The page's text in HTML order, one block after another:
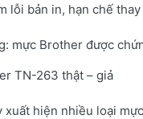
lỗi bản in, hạn chế
mực Brother được
TN-263 thật – giả
hiện nhiều loại